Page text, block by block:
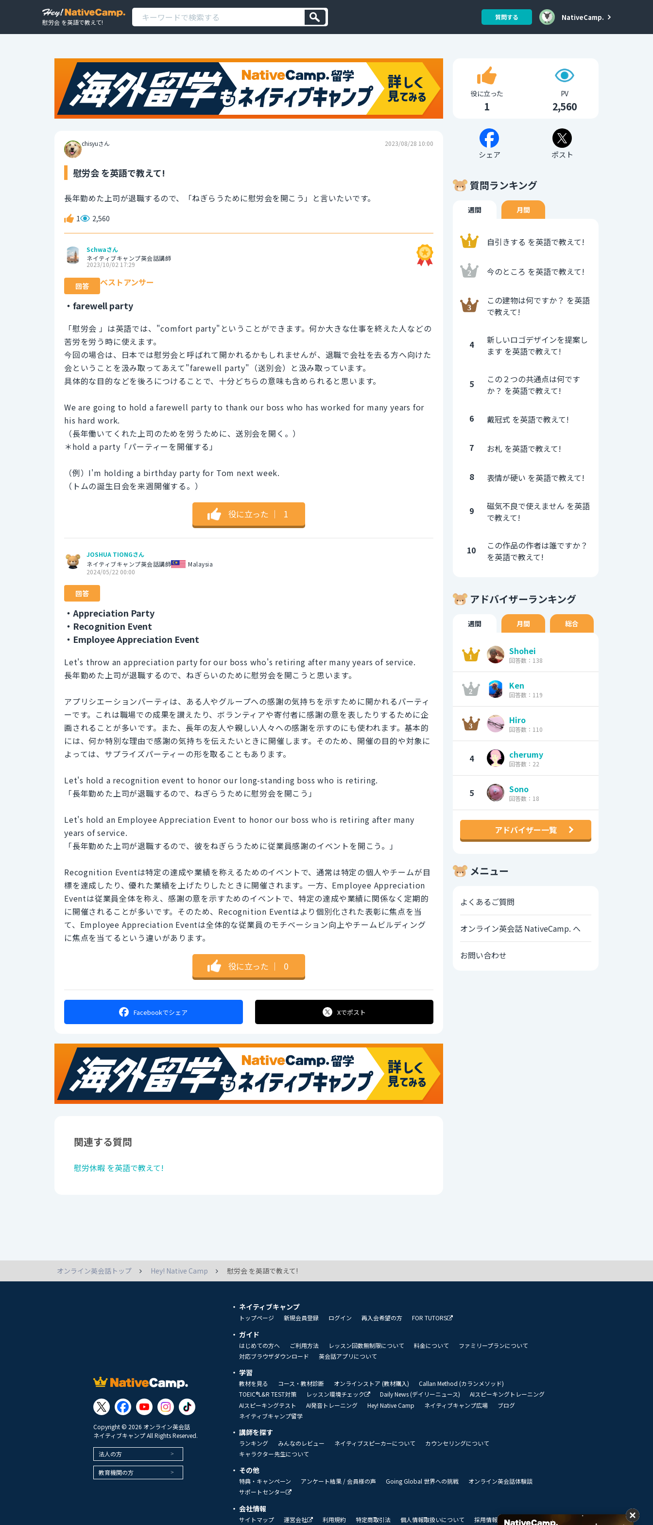
慰労会 を英語で教えて!
質問する NativeCamp.
chisyuさん 2023/08/28 10:00
慰労会 を英語で教えて!
長年勤めた上司が退職するので、「ねぎらうために慰労会を開こう」と言いたいです。
1 2,560
Schwaさん
ネイティブキャンプ英会話講師
2023/10/02 17:29
回答 ベストアンサー
・farewell party
「慰労会 」は英語では、"comfort party"ということができます。何か大きな仕事を終えた人などの
苦労を労う時に使えます。
今回の場合は、日本では慰労会と呼ばれて開かれるかもしれませんが、退職で会社を去る方へ向けた
会ということを汲み取ってあえて"farewell party"（送別会）と汲み取っています。
具体的な目的などを後ろにつけることで、十分どちらの意味も含められると思います。
We are going to hold a farewell party to thank our boss who has worked for many years for
his hard work.
（長年働いてくれた上司のためを労うために、送別会を開く。）
＊hold a party「パーティーを開催する」
（例）I'm holding a birthday party for Tom next week.
（トムの誕生日会を来週開催する。）
役に立った ｜ 1
JOSHUA TIONGさん
ネイティブキャンプ英会話講師
Malaysia
2024/05/22 00:00
回答
・Appreciation Party
・Recognition Event
・Employee Appreciation Event
Let's throw an appreciation party for our boss who's retiring after many years of service.
長年勤めた上司が退職するので、ねぎらいのために慰労会を開こうと思います。
アプリシエーションパーティは、ある人やグループへの感謝の気持ちを示すために開かれるパーティ
ーです。これは職場での成果を讃えたり、ボランティアや寄付者に感謝の意を表したりするために企
画されることが多いです。また、長年の友人や親しい人々への感謝を示すのにも使われます。基本的
には、何か特別な理由で感謝の気持ちを伝えたいときに開催します。そのため、開催の目的や対象に
よっては、サプライズパーティーの形を取ることもあります。
Let's hold a recognition event to honor our long-standing boss who is retiring.
「長年勤めた上司が退職するので、ねぎらうために慰労会を開こう」
Let's hold an Employee Appreciation Event to honor our boss who is retiring after many
years of service.
「長年勤めた上司が退職するので、彼をねぎらうために従業員感謝のイベントを開こう。」
Recognition Eventは特定の達成や業績を称えるためのイベントで、通常は特定の個人やチームが目
標を達成したり、優れた業績を上げたりしたときに開催されます。一方、Employee Appreciation
Eventは従業員全体を称え、感謝の意を示すためのイベントで、特定の達成や業績に関係なく定期的
に開催されることが多いです。そのため、Recognition Eventはより個別化された表彰に焦点を当
て、Employee Appreciation Eventは全体的な従業員のモチベーション向上やチームビルディング
に焦点を当てるという違いがあります。
役に立った ｜ 0
Facebookでシェア Xでポスト
関連する質問
慰労休暇 を英語で教えて!
役に立った
1
PV
2,560
シェア ポスト
質問ランキング
週間 月間
自引きする を英語で教えて!
今のところ を英語で教えて!
この建物は何ですか？ を英語
で教えて!
4
新しいロゴデザインを提案し
ます を英語で教えて!
5
この２つの共通点は何です
か？ を英語で教えて!
6 戴冠式 を英語で教えて!
7 お札 を英語で教えて!
8 表情が硬い を英語で教えて!
9
磁気不良で使えません を英語
で教えて!
10
この作品の作者は誰ですか？
を英語で教えて!
アドバイザーランキング
週間 月間 総合
Shohei
回答数：138
Ken
回答数：119
Hiro
回答数：110
4 cherumy
回答数：22
5 Sono
回答数：18
アドバイザー一覧
メニュー
よくあるご質問
オンライン英会話 NativeCamp. へ
お問い合わせ
オンライン英会話トップ Hey! Native Camp 慰労会 を英語で教えて!
Copyright © 2026 オンライン英会話
ネイティブキャンプ All Rights Reserved.
法人の方
教育機関の方
ネイティブキャンプ
トップページ 新規会員登録 ログイン 再入会希望の方 FOR TUTORS
ガイド
はじめての方へ ご利用方法 レッスン回数無制限について 料金について
ファミリープランについて
対応ブラウザダウンロード
英会話アプリについて
学習
教材を見る コース・教材診断 オンラインストア (教材購入)
Callan Method (カランメソッド)
TOEIC®L&R TEST対策
レッスン環境チェック Daily News (デイリーニュース)
AIスピーキングトレーニング
AIスピーキングテスト
AI発音トレーニング Hey! Native Camp ネイティブキャンプ広場
ブログ
ネイティブキャンプ留学
講師を探す
ランキング みんなのレビュー ネイティブスピーカーについて
カウンセリングについて
キャラクター先生について
その他
特典・キャンペーン アンケート結果 / 会員様の声 Going Global 世界への挑戦
オンライン英会話体験談
サポートセンター
会社情報
サイトマップ 運営会社 利用規約 特定商取引法 個人情報取扱いについて 採用情報 私達のビジョン